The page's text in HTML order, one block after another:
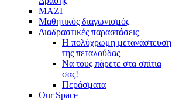
ΜΑΖΙ
Μαθητικός διαγωνισμός
Διαδραστικές παραστάσεις
Η πολύχρωμη μετανάστευση
της πεταλούδας
Να τους πάρετε στα σπίτια
σας!
Περάσματα
Our Space